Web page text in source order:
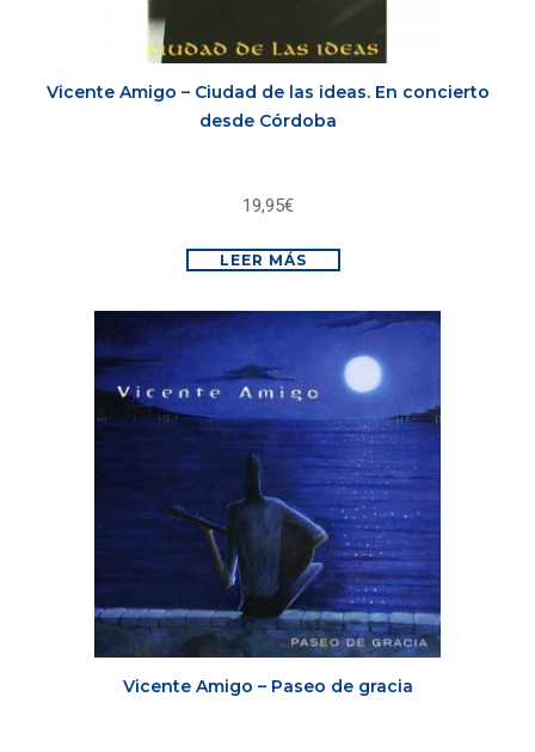
Vicente Amigo – Ciudad de las ideas. En concierto
desde Córdoba
19,95€
LEER MÁS
Vicente Amigo – Paseo de gracia